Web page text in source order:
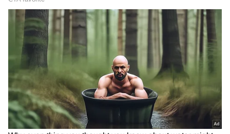
Ayodhya Railway Station
முதற்கட்டமாக, முதல் மூன்று
பிளாட்பாரம்களில் வளர்ச்சிப் பணிகள்
நடைபெறும். தற்போதைய சுற்றுவட்டாரப்
பகுதியின் மேம்பாடு, தண்டவாளங்களை
மேம்படுத்துதல் ஆகிய பணிகளும் நடக்கும்.
இரண்டாம் கட்டமாக, புதிய ரயில் நிலைய